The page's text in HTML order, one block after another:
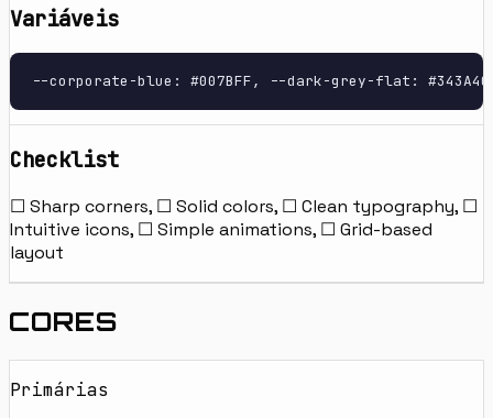
Variáveis
--corporate-blue: #007BFF, --dark-grey-flat:
Checklist
☐ Sharp corners, ☐ Solid colors, ☐ Clean typography, ☐
Intuitive icons, ☐ Simple animations, ☐ Grid-based
layout
CORES
Primárias